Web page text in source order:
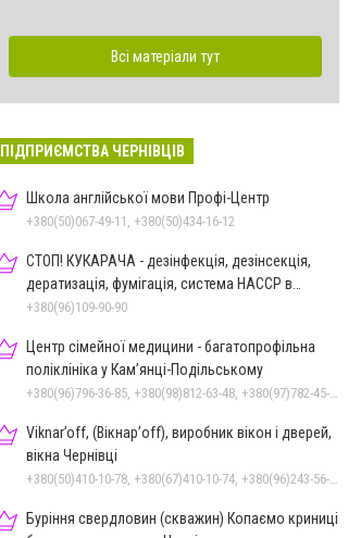
Всі матеріали тут
ПІДПРИЄМСТВА ЧЕРНІВЦІВ
Школа англійської мови Профі-Центр
+380(50)067-49-11, +380(50)434-16-12
СТОП! КУКАРАЧА - дезінфекція, дезінсекція,
дератизація, фумігація, система HACCP в
Чернівцях
+380(96)109-90-90
Центр сімейної медицини - багатопрофільна
поліклініка у Кам’янці-Подільському
Viknar’off, (Вікнар’off), виробник вікон і дверей,
вікна Чернівці
Буріння свердловин (скважин) Копаємо криниці